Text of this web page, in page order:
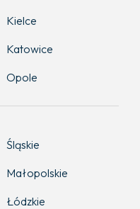
Kielce
Katowice
Opole
Śląskie
Małopolskie
Łódzkie